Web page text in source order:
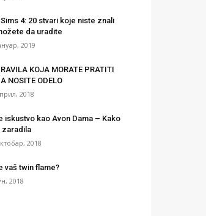
4: 20 stvari koje niste znali
da uradite
2019
KOJA MORATE PRATITI
NOSITE ODELO
2018
iskustvo kao Avon Dama – Kako
zaradila
2018
vaš twin flame?
2018